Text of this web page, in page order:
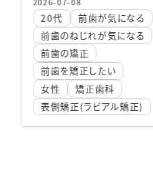
気になる
気になる
ル矯正)